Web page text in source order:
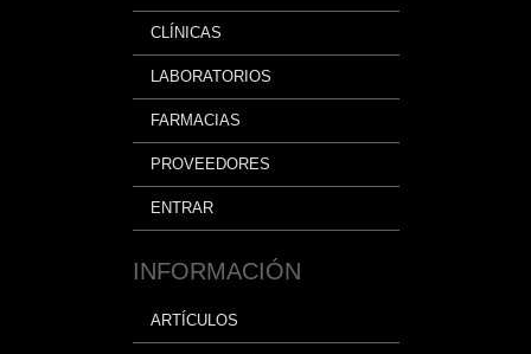
CLÍNICAS
LABORATORIOS
FARMACIAS
PROVEEDORES
ENTRAR
INFORMACIÓN
ARTÍCULOS